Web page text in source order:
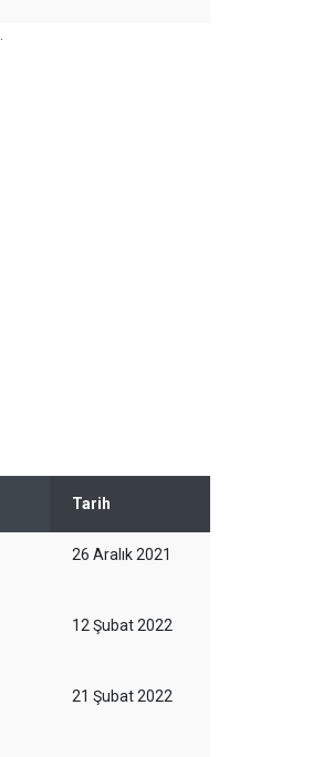
Tarih
26 Aralık 2021
12 Şubat 2022
21 Şubat 2022